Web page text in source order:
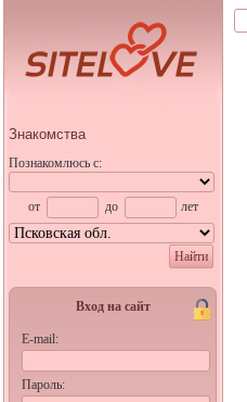
Знакомства
Познакомлюсь с:
от до лет
Найти
Вход на сайт
E-mail:
Пароль: